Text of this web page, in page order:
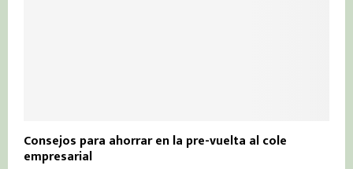
Consejos para ahorrar en la pre-vuelta al cole
empresarial